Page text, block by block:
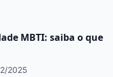
MBTI: saiba o que
2025